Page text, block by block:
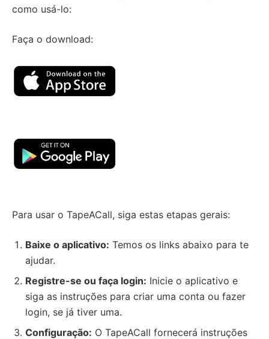
como usá-lo:
Faça o download:
Para usar o TapeACall, siga estas etapas gerais:
Baixe o aplicativo: Temos os links abaixo para te
ajudar.
Registre-se ou faça login: Inicie o aplicativo e
siga as instruções para criar uma conta ou fazer
login, se já tiver uma.
Configuração: O TapeACall fornecerá instruções